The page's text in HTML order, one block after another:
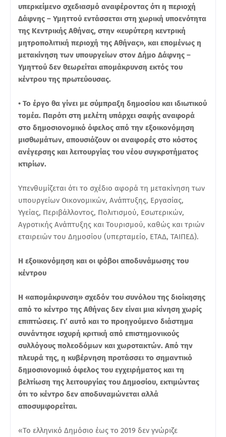
υπερκείμενο σχεδιασμό αναφέροντας ότι η περιοχή
Δάφνης – Υμηττού εντάσσεται στη χωρική υποενότητα
της Κεντρικής Αθήνας, στην «ευρύτερη κεντρική
μητροπολιτική περιοχή της Αθήνας», και επομένως η
μετακίνηση των υπουργείων στον Δήμο Δάφνης –
Υμηττού δεν θεωρείται απομάκρυνση εκτός του
κέντρου της πρωτεύουσας.
• Το έργο θα γίνει με σύμπραξη δημοσίου και ιδιωτικού
τομέα. Παρότι στη μελέτη υπάρχει σαφής αναφορά
στο δημοσιονομικό όφελος από την εξοικονόμηση
μισθωμάτων, απουσιάζουν οι αναφορές στο κόστος
ανέγερσης και λειτουργίας του νέου συγκροτήματος
κτιρίων.
Υπενθυμίζεται ότι το σχέδιο αφορά τη μετακίνηση των
υπουργείων Οικονομικών, Ανάπτυξης, Εργασίας,
Υγείας, Περιβάλλοντος, Πολιτισμού, Εσωτερικών,
Αγροτικής Ανάπτυξης και Τουρισμού, καθώς και τριών
εταιρειών του Δημοσίου (υπερταμείο, ΕΤΑΔ, ΤΑΙΠΕΔ).
Η εξοικονόμηση και οι φόβοι αποδυνάμωσης του
κέντρου
Η «απομάκρυνση» σχεδόν του συνόλου της διοίκησης
από το κέντρο της Αθήνας δεν είναι μια κίνηση χωρίς
επιπτώσεις. Γι’ αυτό και το προηγούμενο διάστημα
συνάντησε ισχυρή κριτική από επιστημονικούς
συλλόγους πολεοδόμων και χωροτακτών. Από την
πλευρά της, η κυβέρνηση προτάσσει το σημαντικό
δημοσιονομικό όφελος του εγχειρήματος και τη
βελτίωση της λειτουργίας του Δημοσίου, εκτιμώντας
ότι το κέντρο δεν αποδυναμώνεται αλλά
αποσυμφορείται.
«Το ελληνικό Δημόσιο έως το 2019 δεν γνώριζε